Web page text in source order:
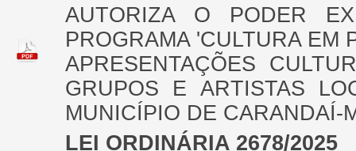
AUTORIZA O PODER
PROGRAMA 'CULTURA EM
APRESENTAÇÕES
GRUPOS E ARTISTAS
MUNICÍPIO DE CARANDAÍ-
LEI ORDINÁRIA 2678/2025